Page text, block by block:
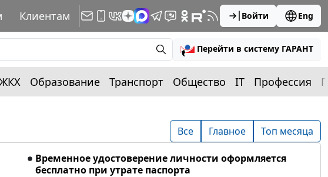
Клиентам Войти Eng
Перейти в систему ГАРАНТ
Образование Транспорт Общество IT Профессия
Все Главное Топ месяца
Временное удостоверение личности оформляется
бесплатно при утрате паспорта